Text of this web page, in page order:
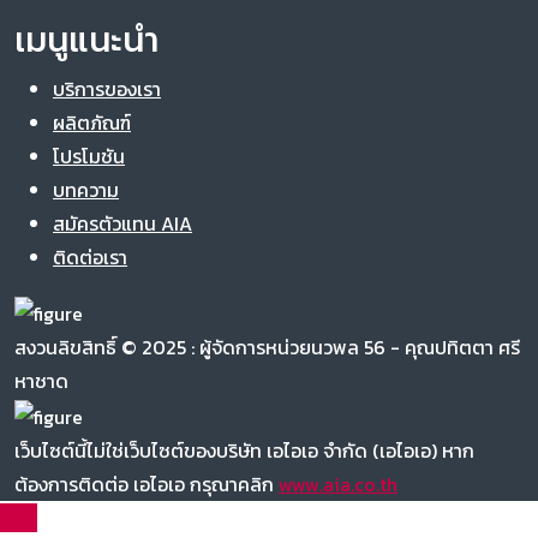
เมนูแนะนำ
บริการของเรา
ผลิตภัณฑ์
โปรโมชัน
บทความ
สมัครตัวแทน AIA
ติดต่อเรา
สงวนลิขสิทธิ์ © 2025 : ผู้จัดการหน่วยนวพล 56 - คุณปทิตตา ศรี
หาชาด
เว็บไซต์นี้ไม่ใช่เว็บไซต์ของบริษัท เอไอเอ จำกัด (เอไอเอ) หาก
ต้องการติดต่อ เอไอเอ กรุณาคลิก www.aia.co.th